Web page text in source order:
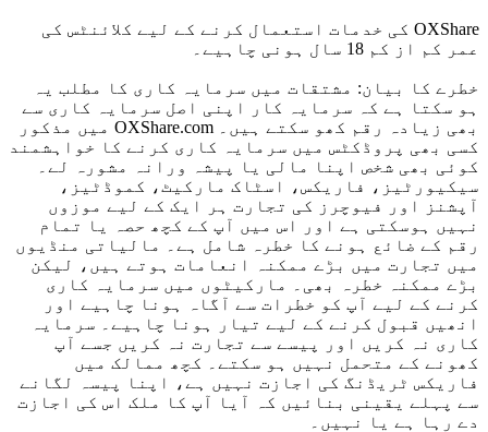
OXShare کی خدمات استعمال کرنے کے لیے کلائنٹس کی
عمر کم از کم 18 سال ہونی چاہیے۔
خطرے کا بیان: مشتقات میں سرمایہ کاری کا مطلب یہ
ہو سکتا ہے کہ سرمایہ کار اپنی اصل سرمایہ کاری سے
بھی زیادہ رقم کھو سکتے ہیں۔ OXShare.com میں مذکور
کسی بھی پروڈکٹس میں سرمایہ کاری کرنے کا خواہشمند
کوئی بھی شخص اپنا مالی یا پیشہ ورانہ مشورہ لے۔
سیکیورٹیز، فاریکس، اسٹاک مارکیٹ، کموڈٹیز،
آپشنز اور فیوچرز کی تجارت ہر ایک کے لیے موزوں
نہیں ہوسکتی ہے اور اس میں آپ کے کچھ حصہ یا تمام
رقم کے ضائع ہونے کا خطرہ شامل ہے۔ مالیاتی منڈیوں
میں تجارت میں بڑے ممکنہ انعامات ہوتے ہیں، لیکن
بڑے ممکنہ خطرہ بھی۔ مارکیٹوں میں سرمایہ کاری
کرنے کے لیے آپ کو خطرات سے آگاہ ہونا چاہیے اور
انھیں قبول کرنے کے لیے تیار ہونا چاہیے۔ سرمایہ
کاری نہ کریں اور پیسے سے تجارت نہ کریں جسے آپ
کھونے کے متحمل نہیں ہو سکتے۔ کچھ ممالک میں
فاریکس ٹریڈنگ کی اجازت نہیں ہے، اپنا پیسہ لگانے
سے پہلے یقینی بنائیں کہ آیا آپ کا ملک اس کی اجازت
دے رہا ہے یا نہیں۔